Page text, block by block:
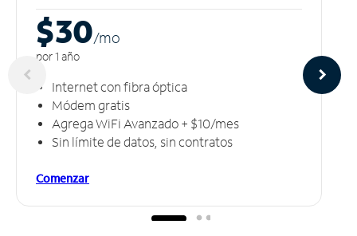
$30/mo
por 1 año
Internet con fibra óptica
Módem gratis
Agrega WiFi Avanzado + $10/mes
Sin límite de datos, sin contratos
Comenzar